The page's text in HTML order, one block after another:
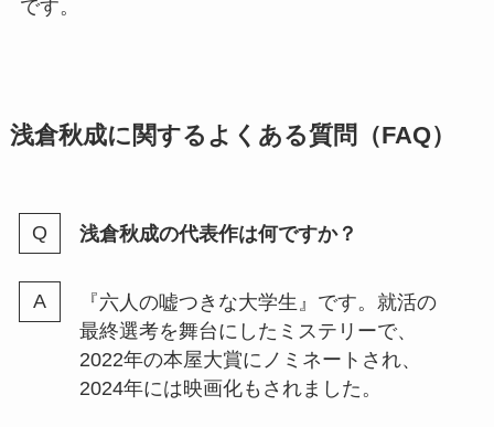
です。
浅倉秋成に関するよくある質問（FAQ）
浅倉秋成の代表作は何ですか？
『六人の嘘つきな大学生』です。就活の
最終選考を舞台にしたミステリーで、
2022年の本屋大賞にノミネートされ、
2024年には映画化もされました。